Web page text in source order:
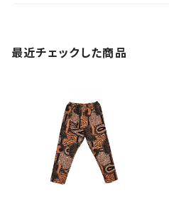
最近チェックした商品